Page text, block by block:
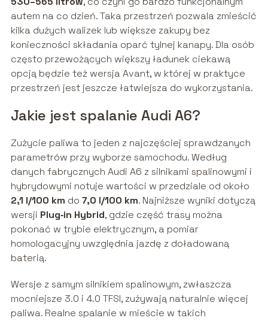
autem na co dzień. Taka przestrzeń pozwala zmieścić
kilka dużych walizek lub większe zakupy bez
konieczności składania oparć tylnej kanapy. Dla osób
często przewożących większy ładunek ciekawą
opcją będzie też wersja Avant, w której w praktyce
przestrzeń jest jeszcze łatwiejsza do wykorzystania.
Jakie jest spalanie Audi A6?
Zużycie paliwa to jeden z najczęściej sprawdzanych
parametrów przy wyborze samochodu. Według
danych fabrycznych Audi A6 z silnikami spalinowymi i
hybrydowymi notuje wartości w przedziale od około
2,1 l/100 km do 7,0 l/100 km. Najniższe wyniki dotyczą
wersji Plug‑in Hybrid, gdzie część trasy można
pokonać w trybie elektrycznym, a pomiar
homologacyjny uwzględnia jazdę z doładowaną
baterią.
Wersje z samym silnikiem spalinowym, zwłaszcza
mocniejsze 3.0 i 4.0 TFSI, zużywają naturalnie więcej
paliwa. Realne spalanie w mieście w takich